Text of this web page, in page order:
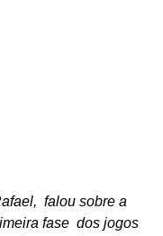
falou sobre a
fase dos jogos